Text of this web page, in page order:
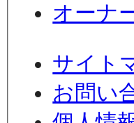
オーナ
サイト
お問い